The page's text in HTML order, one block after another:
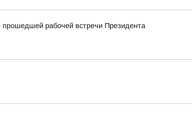
рабочей встречи Президента